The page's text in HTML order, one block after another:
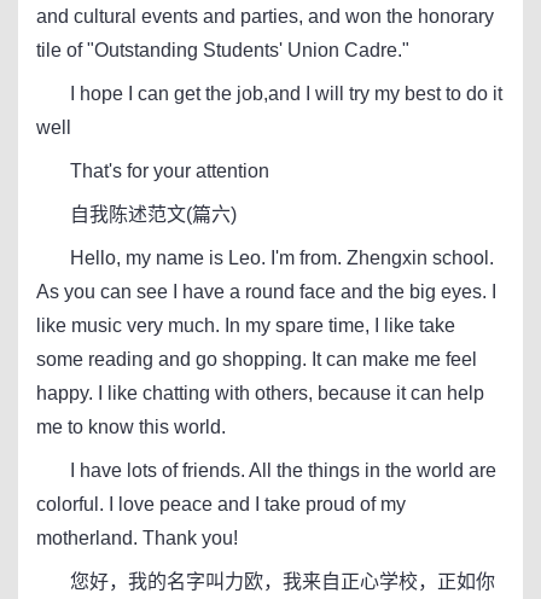
and cultural events and parties, and won the honorary
tile of "Outstanding Students' Union Cadre."
I hope I can get the job,and I will try my best to do it
well
That's for your attention
自我陈述范文(篇六)
Hello, my name is Leo. I'm from. Zhengxin school.
As you can see I have a round face and the big eyes. I
like music very much. In my spare time, I like take
some reading and go shopping. It can make me feel
happy. I like chatting with others, because it can help
me to know this world.
I have lots of friends. All the things in the world are
colorful. I love peace and I take proud of my
motherland. Thank you!
您好，我的名字叫力欧，我来自正心学校，正如你